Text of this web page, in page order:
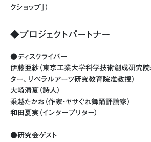
クショップ」）
◆プロジェクトパートナー
●ディスクライバー
伊藤亜紗（東京工業大学科学技術創成研究
ター、リベラルアーツ研究教育院准教授）
大崎清夏（詩人）
乗越たかお（作家・ヤサぐれ舞踊評論家）
和田夏実（インタープリター）
●研究会ゲスト